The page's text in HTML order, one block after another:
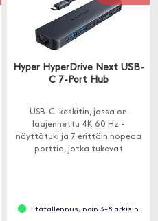
Hyper HyperDrive Next USB-
C 7-Port Hub
USB-C-keskitin, jossa on
laajennettu 4K 60 Hz -
näyttötuki ja 7 erittäin nopeaa
porttia, jotka tukevat
Etätallennus, noin 3-8 arkisin